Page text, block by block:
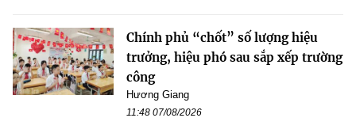
Chính phủ “chốt” số lượng hiệu
trưởng, hiệu phó sau sắp xếp trường
công
Hương Giang
11:48 07/08/2026